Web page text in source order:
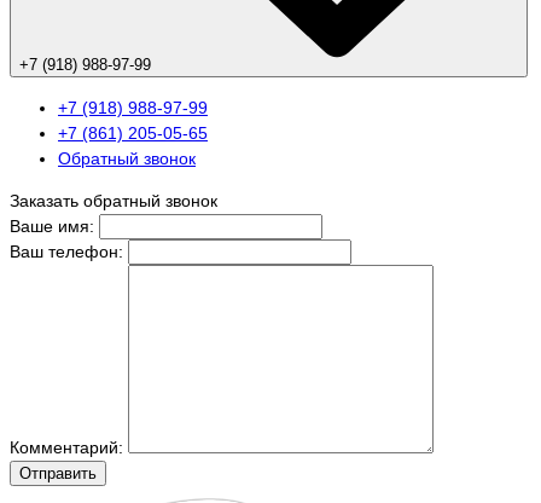
+7 (918) 988-97-99
+7 (918) 988-97-99
+7 (861) 205-05-65
Обратный звонок
Заказать обратный звонок
Ваше имя:
Ваш телефон:
Комментарий:
Отправить